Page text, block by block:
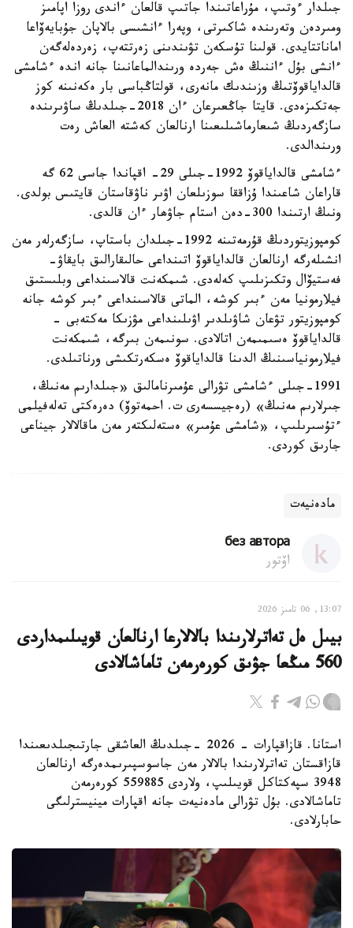
جىلدار ءوتىپ، مۇراعاتىندا جاتىپ قالعان ءاندى روزا اپامىز
ومىردەن وتەرىندە شاكىرتى، وپەرا ءانشىسى بالاپان جۇبايەۆاعا
اماناتتايدى. قولىنا تۇسكەن تۋىندىنى زەرتتەپ، زەردەلەگەن
ءانشى بۇل ءاننىڭ ەش جەردە ورىندالماعانىنا جانە اندە ءشامشى
قالداياقوۆتىڭ وزىندىك مانەرى، قولتاڭباسى بار ەكەنىنە كوز
جەتكىزەدى. قايتا جاڭعىرعان ءان 2018-جىلدىڭ ساۋىرىندە
سازگەردىڭ شىعارماشىلىعىنا ارنالعان كەشتە العاش رەت
ورىندالدى.
ءشامشى قالداياقوۆ 1992-جىلى 29- اقپاندا جاسى 62 گە
قاراعان شاعىندا ۇزاققا سوزىلعان اۋىر ناۋقاستان قايتىس بولدى.
ونىڭ ارتىندا 300-دەن استام جاۋھار ءان قالدى.
كومپوزيتوردىڭ قۇرمەتىنە 1992-جىلدان باستاپ، سازگەرلەر مەن
انشىلەرگە ارنالعان قالداياقوۆ اتىنداعى حالىقارالىق بايقاۋ-
فەستيۆال وتكىزىلىپ كەلەدى. شىمكەنت قالاسىنداعى وبلىستىق
فيلارمونيا مەن ءبىر كوشە، الماتى قالاسىنداعى ءبىر كوشە جانە
كومپوزيتور تۋعان شاۋىلدىر اۋىلىنداعى مۋزىكا مەكتەبى -
قالداياقوۆ ەسىمىمەن اتالادى. سونىمەن بىرگە، شىمكەنت
فيلارمونياسىنىڭ الدىنا قالداياقوۆ ەسكەرتكىشى ورناتىلدى.
1991-جىلى ءشامشى تۋرالى عۇمىرنامالىق «جىلدارىم مەنىڭ،
جىرلارىم مەنىڭ» (رەجيسسەرى ت. احمەتوۆ) دەرەكتى تەلەفيلمى
ءتۇسىرىلىپ، «شامشى عۇمىر» ەستەلىكتەر مەن ماقالالار جيناعى
جارىق كوردى.
مادەنيەت
без автора
اۆتور
13:07, 06 تامىز 2026
بيىل ەل تەاترلارىندا بالالارعا ارنالعان قويىلىمداردى
560 مىڭعا جۋىق كورەرمەن تاماشالادى
استانا. قازاقپارات - 2026 -جىلدىڭ العاشقى جارتىجىلدىعىندا
قازاقستان تەاترلارىندا بالالار مەن جاسوسپىرىمدەرگە ارنالعان
3948 سپەكتاكل قويىلىپ، ولاردى 559885 كورەرمەن
تاماشالادى. بۇل تۋرالى مادەنيەت جانە اقپارات مينيسترلىگى
حابارلادى.